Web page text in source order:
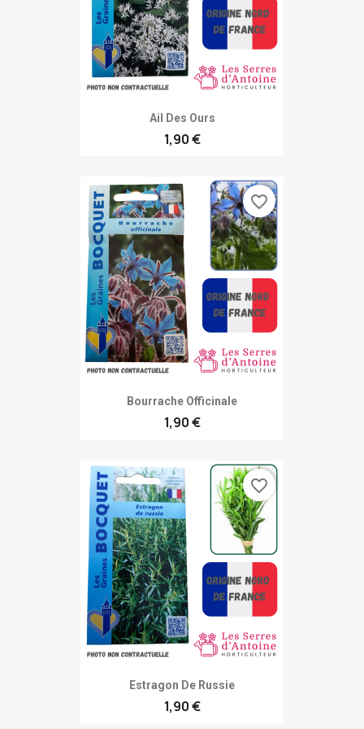
Ail Des Ours
1,90 €
Bourrache Officinale
1,90 €
favorite_border
Estragon De Russie
1,90 €
favorite_border